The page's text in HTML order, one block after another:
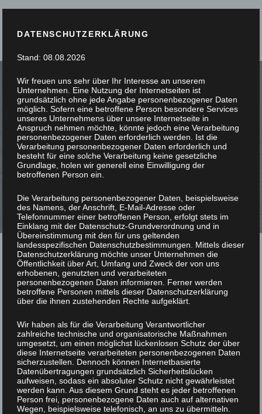
SIE STÖBERN, WIR
SCHREINERN
DATENSCHUTZERKLÄRUNG
Stand: 08.08.2026
Wir freuen uns sehr über Ihr Interesse an unserem
Unternehmen. Eine Nutzung der Internetseiten ist
grundsätzlich ohne jede Angabe personenbezogener Daten
möglich. Sofern eine betroffene Person besondere Services
unseres Unternehmens über unsere Internetseite in
Anspruch nehmen möchte, könnte jedoch eine Verarbeitung
personenbezogener Daten erforderlich werden. Ist die
Verarbeitung personenbezogener Daten erforderlich und
besteht für eine solche Verarbeitung keine gesetzliche
Grundlage, holen wir generell eine Einwilligung der
betroffenen Person ein.
Die Verarbeitung personenbezogener Daten, beispielsweise
des Namens, der Anschrift, E-Mail-Adresse oder
Telefonnummer einer betroffenen Person, erfolgt stets im
Einklang mit der Datenschutz-Grundverordnung und in
Übereinstimmung mit den für uns geltenden
landesspezifischen Datenschutzbestimmungen. Mittels dieser
Datenschutzerklärung möchte unser Unternehmen die
Öffentlichkeit über Art, Umfang und Zweck der von uns
erhobenen, genutzten und verarbeiteten
personenbezogenen Daten informieren. Ferner werden
betroffene Personen mittels dieser Datenschutzerklärung
über die ihnen zustehenden Rechte aufgeklärt.
Wir haben als für die Verarbeitung Verantwortlicher
zahlreiche technische und organisatorische Maßnahmen
umgesetzt, um einen möglichst lückenlosen Schutz der über
diese Internetseite verarbeiteten personenbezogenen Daten
sicherzustellen. Dennoch können Internetbasierte
Datenübertragungen grundsätzlich Sicherheitslücken
aufweisen, sodass ein absoluter Schutz nicht gewährleistet
werden kann. Aus diesem Grund steht es jeder betroffenen
Person frei, personenbezogene Daten auch auf alternativen
Wegen, beispielsweise telefonisch, an uns zu übermitteln.